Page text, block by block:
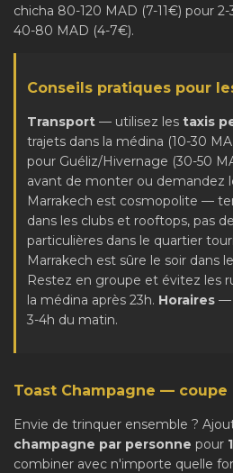
chicha 80-120 MAD (7-11€) pour
40-80 MAD (4-7€).
Conseils pratiques pour
Transport — utilisez les taxis
trajets dans la médina (10-30
pour Guéliz/Hivernage (30-50
avant de monter ou demandez
Marrakech est cosmopolite —
dans les clubs et rooftops, pas
particulières dans le quartier
Marrakech est sûre le soir dans
Restez en groupe et évitez les
la médina après 23h. Horaires —
3-4h du matin.
Toast Champagne — coupe
Envie de trinquer ensemble ?
champagne par personne pour
combiner avec n'importe quelle